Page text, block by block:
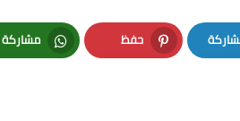
حفظ
Pinterest
مشاركة
Whatsapp